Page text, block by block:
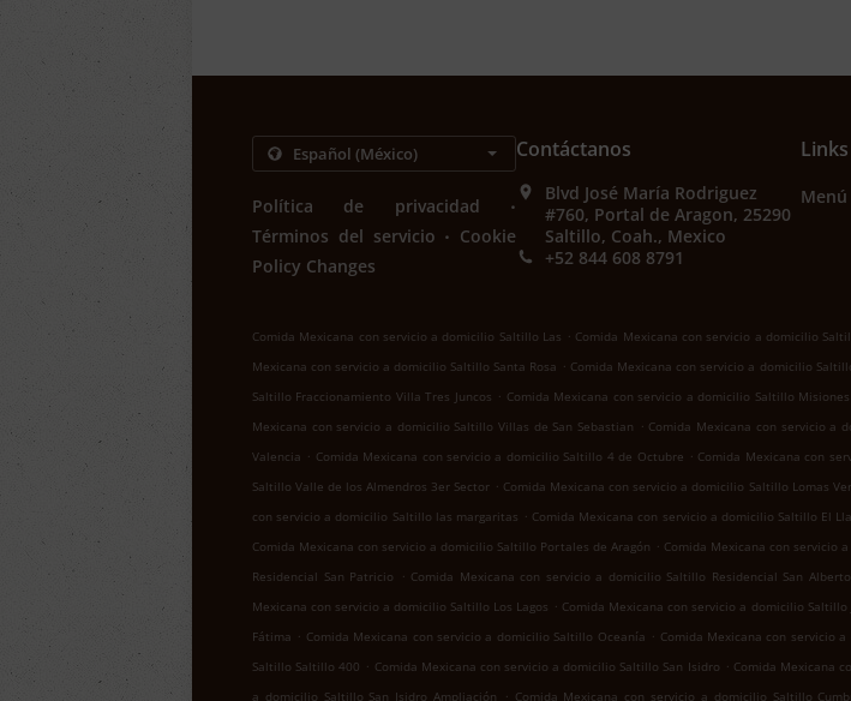
Política de privacidad .
Términos del servicio . Cookie
Policy Changes
Contáctanos
Blvd José María Rodriguez
#760, Portal de Aragon, 25290
Saltillo, Coah., Mexico
+52 844 608 8791
Links
Menú
Comida Mexicana con servicio a domicilio Saltillo Las . Comida Mexicana con servicio a domicilio
Mexicana con servicio a domicilio Saltillo Santa Rosa . Comida Mexicana con servicio a domicilio
Saltillo Fraccionamiento Villa Tres Juncos . Comida Mexicana con servicio a domicilio Saltillo
Mexicana con servicio a domicilio Saltillo Villas de San Sebastian . Comida Mexicana con servicio a
Valencia . Comida Mexicana con servicio a domicilio Saltillo 4 de Octubre . Comida Mexicana con
Saltillo Valle de los Almendros 3er Sector . Comida Mexicana con servicio a domicilio Saltillo Lomas
con servicio a domicilio Saltillo las margaritas . Comida Mexicana con servicio a domicilio Saltillo El
Comida Mexicana con servicio a domicilio Saltillo Portales de Aragón . Comida Mexicana con servicio
Residencial San Patricio
. Comida Mexicana con servicio a domicilio Saltillo Residencial San Alberto
Mexicana con servicio a domicilio Saltillo Los Lagos . Comida Mexicana con servicio a domicilio Saltillo
Fátima . Comida Mexicana con servicio a domicilio Saltillo Oceanía . Comida Mexicana con servicio
Saltillo Saltillo 400 . Comida Mexicana con servicio a domicilio Saltillo San Isidro . Comida Mexicana
a domicilio Saltillo San Isidro Ampliación
. Comida Mexicana con servicio a domicilio Saltillo